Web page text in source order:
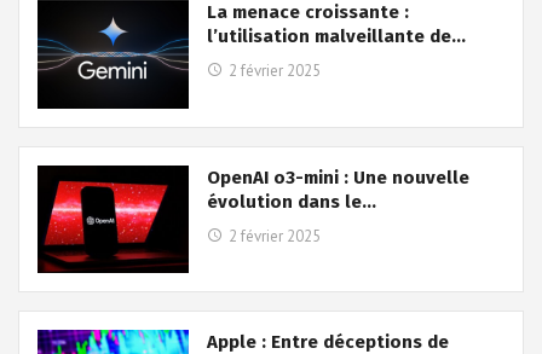
La menace croissante :
l’utilisation malveillante de…
2 février 2025
OpenAI o3-mini : Une nouvelle
évolution dans le…
2 février 2025
Apple : Entre déceptions de